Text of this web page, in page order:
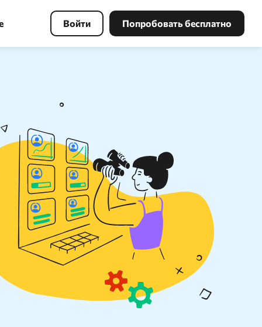
Инструменты PBN
Найдите свободный домен по
ключевым словам с хорошей
ссылочной массой и восстановите
копию сайта в несколько кликов.
Поиск в Webarchive
Массовая проверка Whois
Войти Попробовать бесплатно